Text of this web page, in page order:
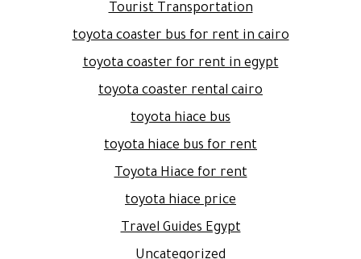
Tourist Transportation
toyota coaster bus for rent in cairo
toyota coaster for rent in egypt
toyota coaster rental cairo
toyota hiace bus
toyota hiace bus for rent
Toyota Hiace for rent
toyota hiace price
Travel Guides Egypt
Uncategorized